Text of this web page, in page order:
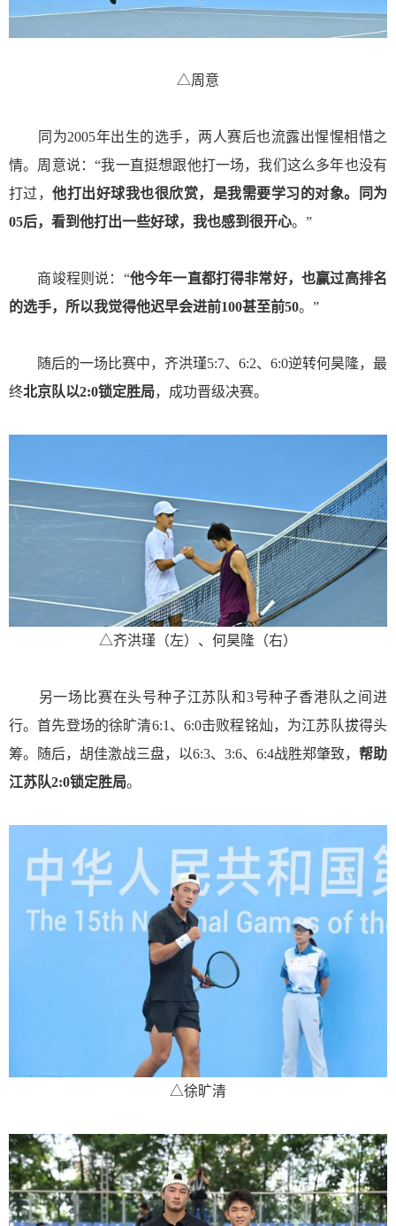
△周意
同为2005年出生的选手，两人赛后也流露出惺惺相惜之
情。周意说：“我一直挺想跟他打一场，我们这么多年也没有
打过，他打出好球我也很欣赏，是我需要学习的对象。同为
05后，看到他打出一些好球，我也感到很开心。”
商竣程则说：“他今年一直都打得非常好，也赢过高排名
的选手，所以我觉得他迟早会进前100甚至前50。”
随后的一场比赛中，齐洪瑾5:7、6:2、6:0逆转何昊隆， 最
终北京队以2:0锁定胜局，成功晋级决赛。
△齐洪瑾（左）、何昊隆（右）
另一场比赛在头号种子江苏队和3号种子香港队之间进
行。首先登场的徐旷清6:1、6:0击败程铭灿，为江苏队拔得头
筹。随后，胡佳激战三盘，以6:3、3:6、6:4战胜郑肇致， 帮助
江苏队2:0锁定胜局。
△徐旷清